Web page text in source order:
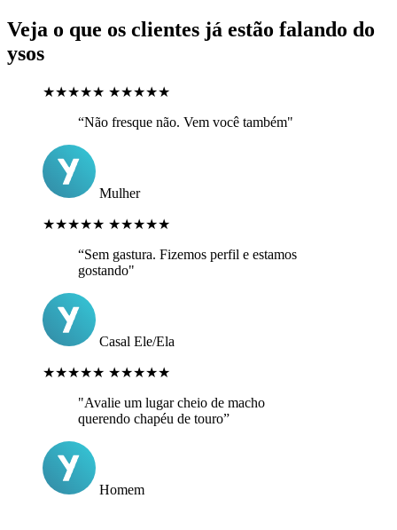
Veja o que os clientes já estão falando do
ysos
★★★★★ ★★★★★
“Não fresque não. Vem você também"
Mulher
★★★★★ ★★★★★
“Sem gastura. Fizemos perfil e estamos
gostando"
Casal Ele/Ela
★★★★★ ★★★★★
"Avalie um lugar cheio de macho
querendo chapéu de touro”
Homem